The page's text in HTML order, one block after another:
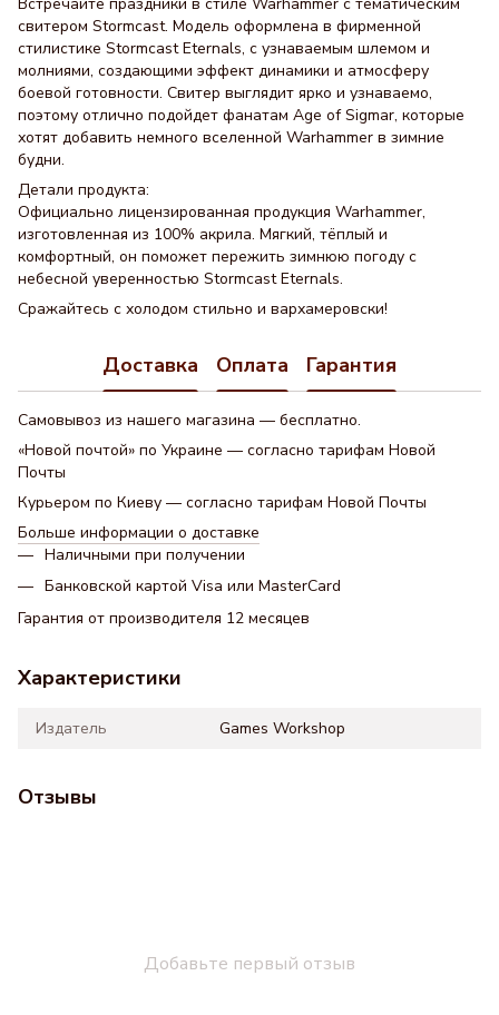
свитером Stormcast. Модель оформлена в фирменной
стилистике Stormcast Eternals, с узнаваемым шлемом и
молниями, создающими эффект динамики и атмосферу
боевой готовности. Свитер выглядит ярко и узнаваемо,
поэтому отлично подойдет фанатам Age of Sigmar, которые
хотят добавить немного вселенной Warhammer в зимние
будни.
Детали продукта:
Официально лицензированная продукция Warhammer,
изготовленная из 100% акрила. Мягкий, тёплый и
комфортный, он поможет пережить зимнюю погоду с
небесной уверенностью Stormcast Eternals.
Сражайтесь с холодом стильно и вархамеровски!
Доставка Оплата Гарантия
Самовывоз из нашего магазина — бесплатно.
«Новой почтой» по Украине — согласно тарифам Новой
Почты
Курьером по Киеву — согласно тарифам Новой Почты
Больше информации о доставке
Наличными при получении
Банковской картой Visa или MasterCard
Гарантия от производителя 12 месяцев
Характеристики
Издатель Games Workshop
Отзывы
Добавьте первый отзыв